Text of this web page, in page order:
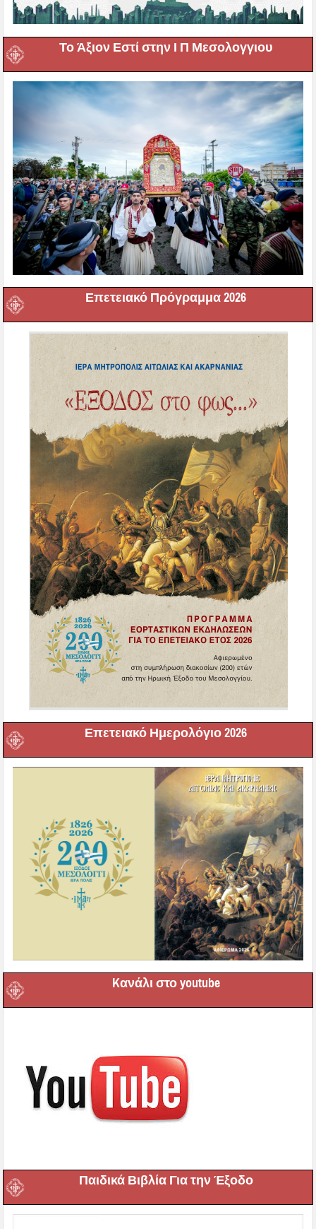
Το Άξιον Εστί στην Ι Π Μεσολογγιου
Επετειακό Πρόγραμμα 2026
Επετειακό Ημερολόγιο 2026
Kανάλι στο youtube
Παιδικά Βιβλία Για την Έξοδο